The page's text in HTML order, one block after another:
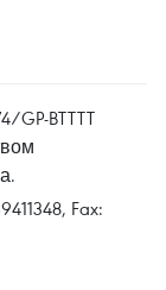
BTTTT
Fax: